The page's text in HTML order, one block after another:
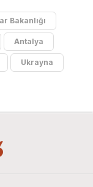
Bakanlığı
Antalya
Ukrayna